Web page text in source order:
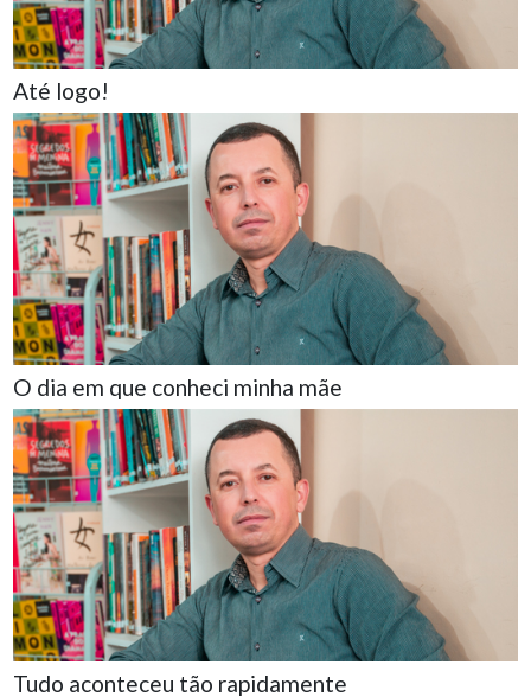
Até logo!
O dia em que conheci minha mãe
Tudo aconteceu tão rapidamente